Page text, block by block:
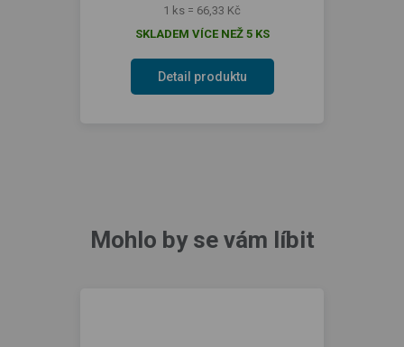
1 ks = 66,33 Kč
SKLADEM VÍCE NEŽ 5 KS
Detail produktu
Mohlo by se vám líbit